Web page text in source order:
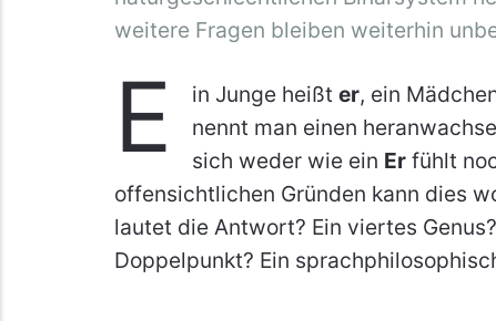
weitere Fragen bleiben weiterhin
E in Junge heißter, ein
nennt man einen
sich weder wie ein Er fühlt
offensichtlichen Gründen kann dies
lautet die Antwort? Ein viertes
Doppelpunkt? Ein